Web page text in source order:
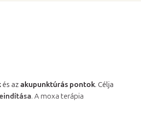
és az akupunktúrás pontok. Célja
. A moxa terápia